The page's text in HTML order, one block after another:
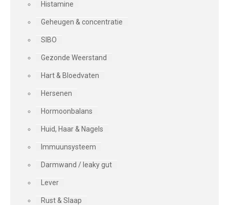
Histamine
Geheugen & concentratie
SIBO
Gezonde Weerstand
Hart & Bloedvaten
Hersenen
Hormoonbalans
Huid, Haar & Nagels
Immuunsysteem
Darmwand / leaky gut
Lever
Rust & Slaap